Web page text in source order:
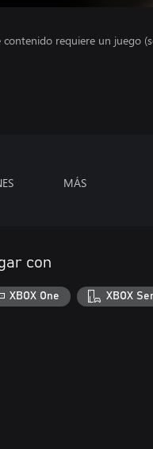
contenido requiere un juego
MÁS
con
XBOX One XBOX